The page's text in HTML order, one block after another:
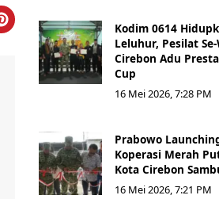
Kodim 0614
Leluhur, Pesilat
Cirebon Adu
Cup
16 Mei 2026, 7:28 PM
Prabowo
Koperasi Merah
Kota Cirebon
16 Mei 2026, 7:21 PM